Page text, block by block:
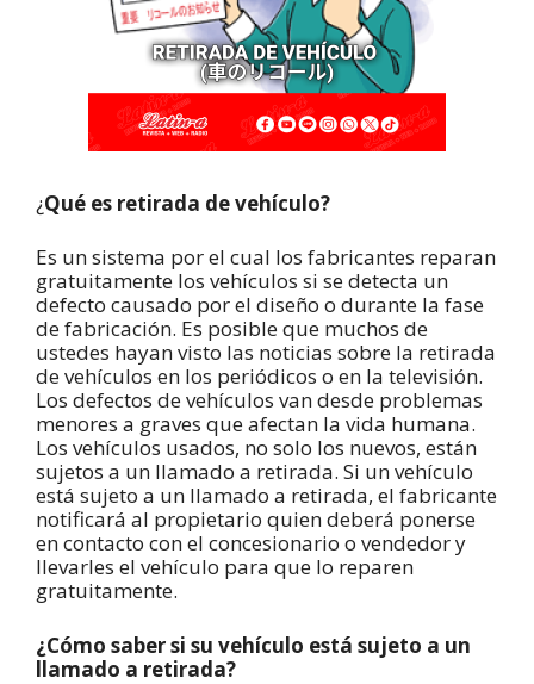
¿Qué es retirada de vehículo?
Es un sistema por el cual los fabricantes reparan
gratuitamente los vehículos si se detecta un
defecto causado por el diseño o durante la fase
de fabricación. Es posible que muchos de
ustedes hayan visto las noticias sobre la retirada
de vehículos en los periódicos o en la televisión.
Los defectos de vehículos van desde problemas
menores a graves que afectan la vida humana.
Los vehículos usados, no solo los nuevos, están
sujetos a un llamado a retirada. Si un vehículo
está sujeto a un llamado a retirada, el fabricante
notificará al propietario quien deberá ponerse
en contacto con el concesionario o vendedor y
llevarles el vehículo para que lo reparen
gratuitamente.
¿Cómo saber si su vehículo está sujeto a un
llamado a retirada?